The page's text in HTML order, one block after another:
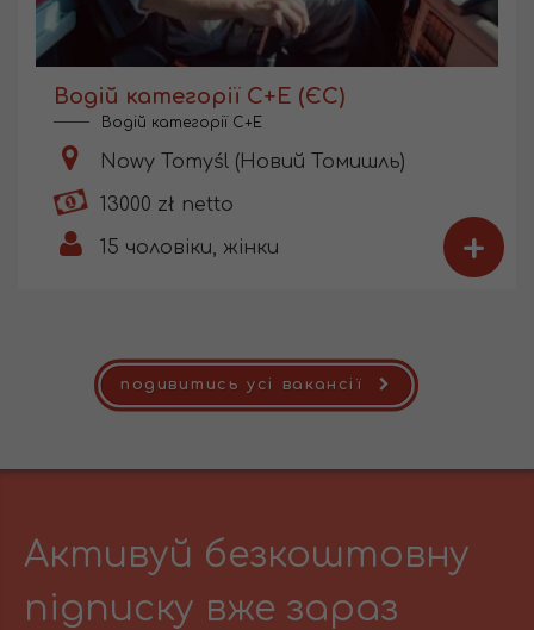
Водій категорії С+Е (ЄС)
Водій категорії C+E
Nowy Tomyśl (Новий Томишль)
13000 zł netto
15 чоловіки, жінки +
подивитись усі вакансії
Активуй безкоштовну
підписку вже зараз